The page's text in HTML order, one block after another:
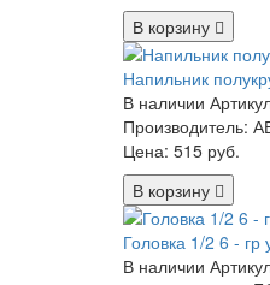
В корзину
Напильник
В наличии
Производитель:
Цена: 515 руб.
В корзину
Головка 1/2 6 -
В наличии